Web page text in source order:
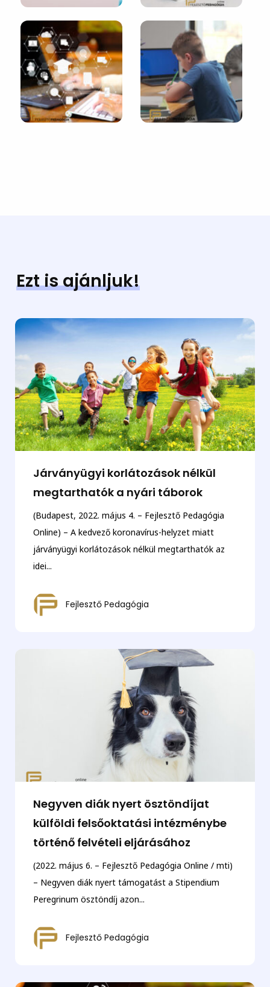
Ezt is ajánljuk!
Járványügyi korlátozások nélkül
megtarthatók a nyári táborok
(Budapest, 2022. május 4. – Fejlesztő Pedagógia
Online) – A kedvező koronavírus-helyzet miatt
járványügyi korlátozások nélkül megtarthatók az
idei...
Fejlesztő Pedagógia
Negyven diák nyert ösztöndíjat
külföldi felsőoktatási intézménybe
történő felvételi eljárásához
(2022. május 6. – Fejlesztő Pedagógia Online / mti)
– Negyven diák nyert támogatást a Stipendium
Peregrinum ösztöndíj azon...
Fejlesztő Pedagógia